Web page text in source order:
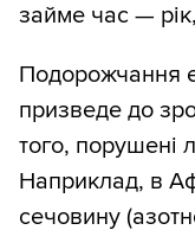
займе час —
Подорожчання
призведе до
того, порушені
Наприклад, в
сечовину